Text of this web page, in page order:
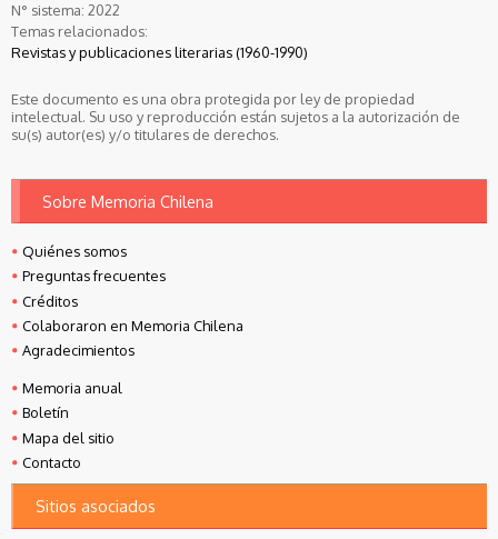
N° sistema: 2022
Temas relacionados:
Revistas y publicaciones literarias (1960-1990)
Este documento es una obra protegida por ley de propiedad
intelectual. Su uso y reproducción están sujetos a la autorización de
su(s) autor(es) y/o titulares de derechos.
Sobre Memoria Chilena
Quiénes somos
Preguntas frecuentes
Créditos
Colaboraron en Memoria Chilena
Agradecimientos
Memoria anual
Boletín
Mapa del sitio
Contacto
Sitios asociados